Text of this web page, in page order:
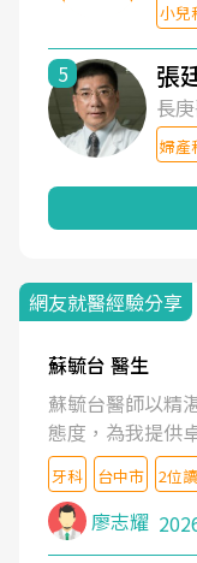
小兒
5 張
長
婦產
網友就醫經驗分享
蘇毓台 醫生
蘇毓台醫師以精
態度，為我提供
我的需求，清楚
就診體驗。蘇醫
蘇醫師是業內最
一流的水準。
牙科 台中市 2位
廖志耀